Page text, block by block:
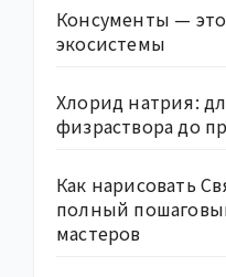
Консументы —
экосистемы
Хлорид натрия:
физраствора до
Как нарисовать
полный
мастеров